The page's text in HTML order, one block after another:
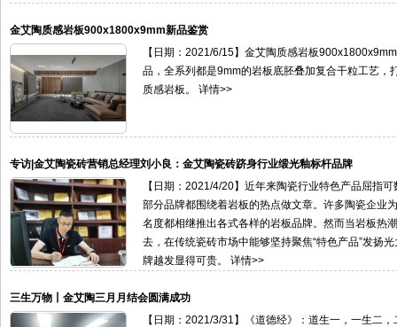
金艾陶质感岩板900x1800x9mm新品鉴赏
【日期：2021/6/15】金艾陶质感岩板
品，全系列都是9mm的岩板底胚叠加复合干粒工艺，
质感岩板。 详情>>
专访|金艾陶瓷砖营销总经理刘小良：金艾陶瓷砖跻身行业缎光釉标杆品牌
【日期：2021/4/20】近年来陶瓷行业特色产品屈指可
部分品牌都围绕着岩板的热点做文章。许多陶瓷企业
名度都相继推出各式各样的岩板品牌。然而当岩板热
去，在传统瓷砖市场中能够坚持聚焦“特色产品”发扬
牌越发显得可贵。 详情>>
三生万物丨金艾陶三月月结会圆满成功
【日期：2021/3/31】《道德经》：道生一，一生二，